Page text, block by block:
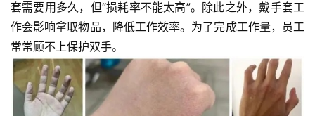
套需要用多久，但“损耗率不能太高”。除此之外，戴手套工
作会影响拿取物品，降低工作效率。为了完成工作量，员工
常常顾不上保护双手。